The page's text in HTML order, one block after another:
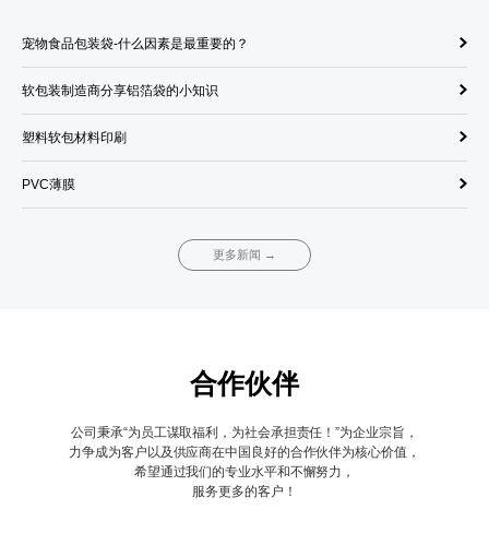
宠物食品包装袋-什么因素是最重要的？
软包装制造商分享铝箔袋的小知识
塑料软包材料印刷
PVC薄膜
更多新闻 →
合作伙伴
公司秉承“为员工谋取福利，为社会承担责任！”为企业宗旨，
力争成为客户以及供应商在中国良好的合作伙伴为核心价值，
希望通过我们的专业水平和不懈努力，
服务更多的客户！